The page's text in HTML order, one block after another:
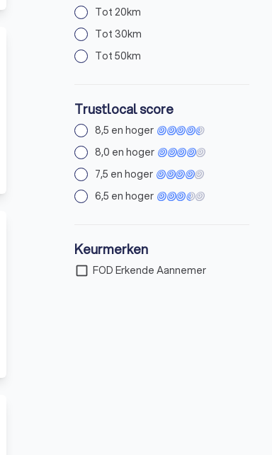
Tot 20km
Tot 30km
Tot 50km
Trustlocal score
8,5 en hoger
8,0 en hoger
7,5 en hoger
6,5 en hoger
Keurmerken
check_box_outline_blank FOD Erkende Aannemer